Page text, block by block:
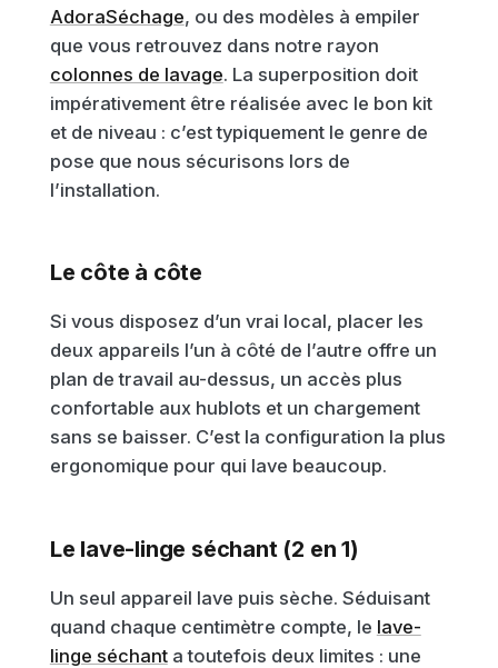
AdoraSéchage, ou des modèles à empiler
que vous retrouvez dans notre rayon
colonnes de lavage. La superposition doit
impérativement être réalisée avec le bon kit
et de niveau : c’est typiquement le genre de
pose que nous sécurisons lors de
l’installation.
Le côte à côte
Si vous disposez d’un vrai local, placer les
deux appareils l’un à côté de l’autre offre un
plan de travail au-dessus, un accès plus
confortable aux hublots et un chargement
sans se baisser. C’est la configuration la plus
ergonomique pour qui lave beaucoup.
Le lave-linge séchant (2 en 1)
Un seul appareil lave puis sèche. Séduisant
quand chaque centimètre compte, le lave-
linge séchanta toutefois deux limites : une